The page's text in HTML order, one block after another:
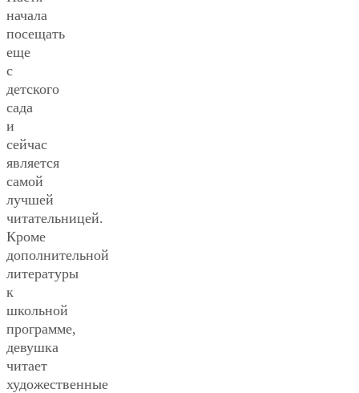
начала
посещать
еще
с
детского
сада
и
сейчас
является
самой
лучшей
читательницей.
Кроме
дополнительной
литературы
к
школьной
программе,
девушка
читает
художественные